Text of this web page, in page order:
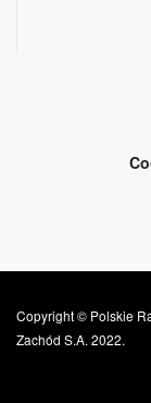
Copyright © Polskie
Zachód S.A. 2022.